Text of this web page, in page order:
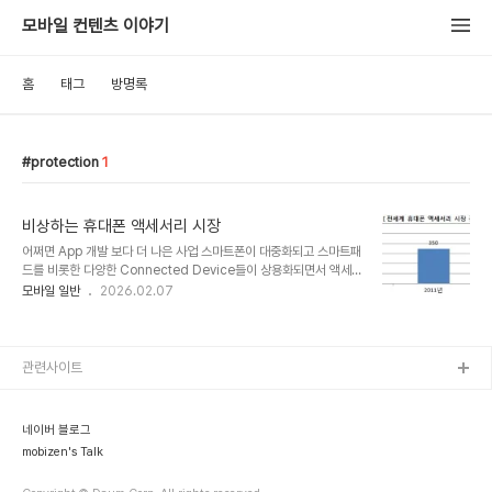
모바일 컨텐츠 이야기
홈 태그 방명록
protection 1
비상하는 휴대폰 액세서리 시장
어쩌면 App 개발 보다 더 나은 사업 스마트폰이 대중화되고 스마트패
드를 비롯한 다양한 Connected Device들이 상용화되면서 액세서
리 시장이 비상하고 있다. 2009년 265억달러였던 전세계 시장규모
86%가 사용 중 유행에 민감한 국내 사용자들은 특히나 액세서리 구
고 대답한 응답자들은 보조배터리..
모바일 일반 2026.02.07
네이버 블로그
mobizen's Talk
관련사이트